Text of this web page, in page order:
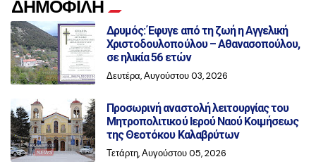
ΔΗΜΟΦΙΛΗ
Δρυμός: Έφυγε από τη ζωή η Αγγελική
Χριστοδουλοπούλου – Αθανασοπούλου,
σε ηλικία 56 ετών
Δευτέρα, Αυγούστου 03, 2026
Προσωρινή αναστολή λειτουργίας του
Μητροπολιτικού Ιερού Ναού Κοιμήσεως
της Θεοτόκου Καλαβρύτων
Τετάρτη, Αυγούστου 05, 2026